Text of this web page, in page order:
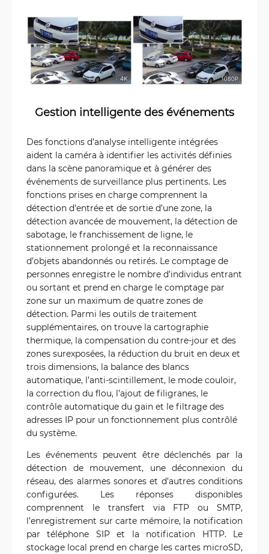
Gestion intelligente des événements
Des fonctions d’analyse intelligente intégrées
aident la caméra à identifier les activités définies
dans la scène panoramique et à générer des
événements de surveillance plus pertinents. Les
fonctions prises en charge comprennent la
détection d’entrée et de sortie d’une zone, la
détection avancée de mouvement, la détection de
sabotage, le franchissement de ligne, le
stationnement prolongé et la reconnaissance
d’objets abandonnés ou retirés. Le comptage de
personnes enregistre le nombre d’individus entrant
ou sortant et prend en charge le comptage par
zone sur un maximum de quatre zones de
détection. Parmi les outils de traitement
supplémentaires, on trouve la cartographie
thermique, la compensation du contre-jour et des
zones surexposées, la réduction du bruit en deux et
trois dimensions, la balance des blancs
automatique, l’anti-scintillement, le mode couloir,
la correction du flou, l’ajout de filigranes, le
contrôle automatique du gain et le filtrage des
adresses IP pour un fonctionnement plus contrôlé
du système.
Les événements peuvent être déclenchés par la
détection de mouvement, une déconnexion du
réseau, des alarmes sonores et d’autres conditions
configurées. Les réponses disponibles
comprennent le transfert via FTP ou SMTP,
l’enregistrement sur carte mémoire, la notification
par téléphone SIP et la notification HTTP. Le
stockage local prend en charge les cartes microSD,